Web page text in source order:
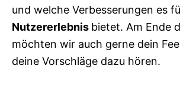
und welche Verbesserungen es
Nutzererlebnis bietet. Am Ende
möchten wir auch gerne dein
deine Vorschläge dazu hören.